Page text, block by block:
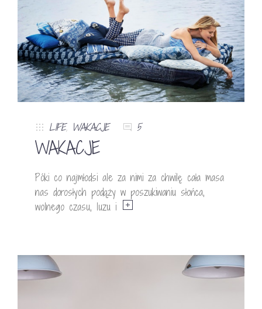
LIFE, WAKACJE 5
WAKACJE
Póki co najmłodsi ale za nimi za chwilę cała masa
nas dorosłych podąży w poszukiwaniu słońca,
wolnego czasu, luzu i